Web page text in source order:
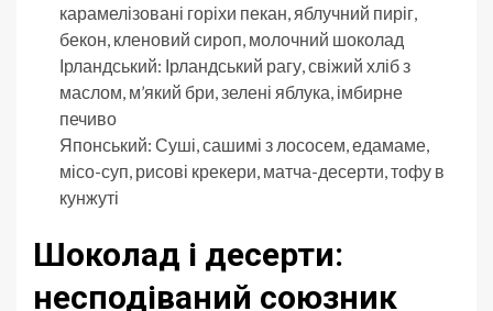
карамелізовані горіхи пекан, яблучний пиріг,
бекон, кленовий сироп, молочний шоколад
Ірландський: Ірландський рагу, свіжий хліб з
маслом, м’який бри, зелені яблука, імбирне
печиво
Японський: Суші, сашимі з лососем, едамаме,
місо-суп, рисові крекери, матча-десерти, тофу в
кунжуті
Шоколад і десерти:
несподіваний союзник